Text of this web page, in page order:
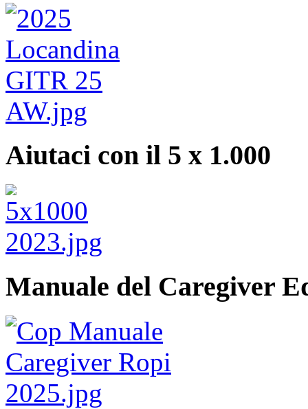
Aiutaci con il 5 x 1.000
Manuale del Caregiver